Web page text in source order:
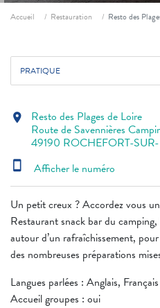
Fil d'ariane
Accueil Restauration Resto des
PRATIQUE
Un petit creux ? Accordez vous
Restaurant snack bar du
autour d’un rafraîchissement,
des nombreuses préparations
Langues parlées : Anglais, Français
Accueil groupes : oui
location_on Resto des Plages de Loire
Route de Savennières
49190 ROCHEFORT-
smartphone Afficher le numéro